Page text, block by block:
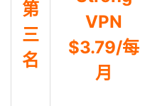
第
三
名
VPN
$3.79/每
月